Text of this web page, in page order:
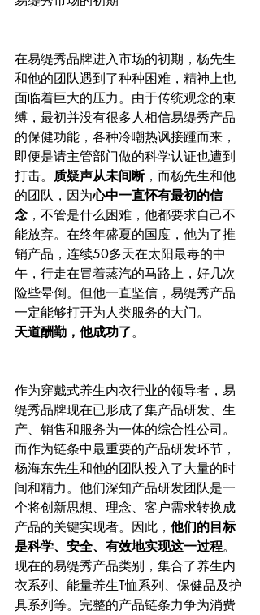
在易缇秀品牌进入市场的初期，杨先生
和他的团队遇到了种种困难，精神上也
面临着巨大的压力。由于传统观念的束
缚，最初并没有很多人相信易缇秀产品
的保健功能，各种冷嘲热讽接踵而来，
即便是请主管部门做的科学认证也遭到
打击。 质疑声从未间断，而杨先生和他
的团队，因为心中一直怀有最初的信
念 ，不管是什么困难，他都要求自己不
能放弃。在终年盛夏的国度，他为了推
销产品，连续50多天在太阳最毒的中
午，行走在冒着蒸汽的马路上，好几次
险些晕倒。但他一直坚信，易缇秀产品
一定能够打开为人类服务的大门。
天道酬勤，他成功了。
作为穿戴式养生内衣行业的领导者，易
缇秀品牌现在已形成了集产品研发、生
产、销售和服务为一体的综合性公司。
而作为链条中最重要的产品研发环节，
杨海东先生和他的团队投入了大量的时
间和精力。他们深知产品研发团队是一
个将创新思想、理念、客户需求转换成
产品的关键实现者。因此， 他们的目标
是科学、安全、有效地实现这一过程。
现在的易缇秀产品类别，集合了养生内
衣系列、能量养生T恤系列、保健品及护
具系列等。完整的产品链条力争为消费